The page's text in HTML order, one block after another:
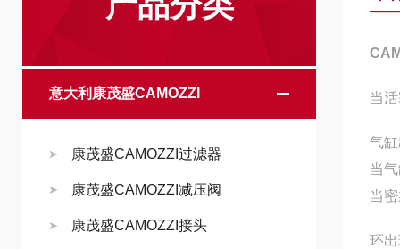
意大利康茂盛CAMOZZI
康茂盛CAMOZZI过滤器
康茂盛CAMOZZI减压阀
康茂盛CAMOZZI接头
当
气
当
当
环